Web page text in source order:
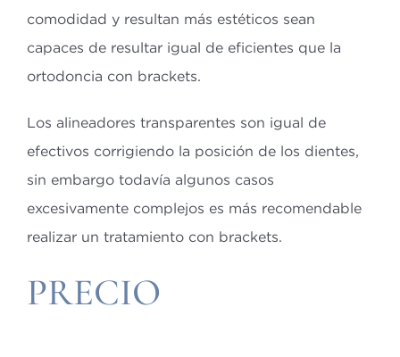
comodidad y resultan más estéticos sean
capaces de resultar igual de eficientes que la
ortodoncia con brackets.
Los alineadores transparentes son igual de
efectivos corrigiendo la posición de los dientes,
sin embargo todavía algunos casos
excesivamente complejos es más recomendable
realizar un tratamiento con brackets.
PRECIO